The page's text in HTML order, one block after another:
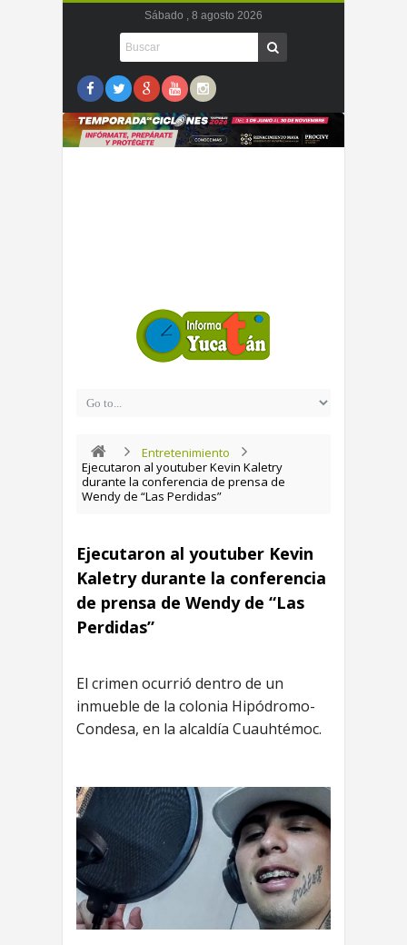
Sábado , 8 agosto 2026
Entretenimiento
Ejecutaron al youtuber Kevin Kaletry
durante la conferencia de prensa de
Wendy de “Las Perdidas”
Ejecutaron al youtuber Kevin
Kaletry durante la conferencia
de prensa de Wendy de “Las
Perdidas”
El crimen ocurrió dentro de un
inmueble de la colonia Hipódromo-
Condesa, en la alcaldía Cuauhtémoc.